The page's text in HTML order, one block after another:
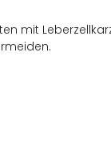
mit